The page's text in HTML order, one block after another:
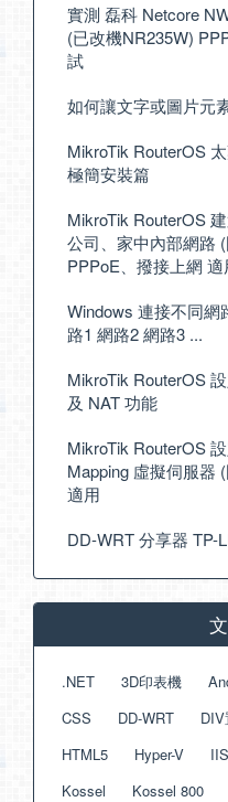
實測 磊科 Netcore
(已改機NR235W)
試
如何讓文字或圖片元
MikroTik RouterOS
極簡安裝篇
MikroTik RouterOS
公司、家中內部網路 (
PPPoE、撥接上網 適
Windows 連接不同網
路1 網路2 網路3 ...
MikroTik RouterOS
及 NAT 功能
MikroTik RouterOS
Mapping 虛擬伺服器
適用
DD-WRT 分享器 TP-
.NET 3D印表機
CSS
DD-WRT
HTML5
Hyper-V IIS
Kossel
Kossel 800